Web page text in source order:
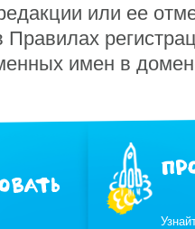
или ее
Правилах
имен в